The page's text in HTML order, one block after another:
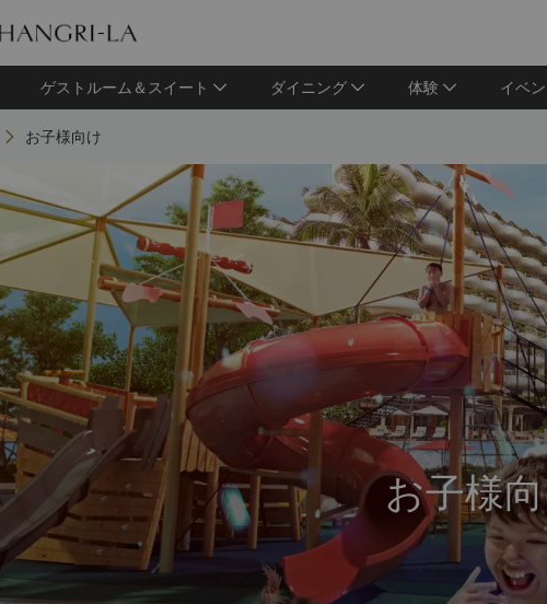
ゲストルーム＆スイート ダイニング 体験 イベン
お子様向け
お子様